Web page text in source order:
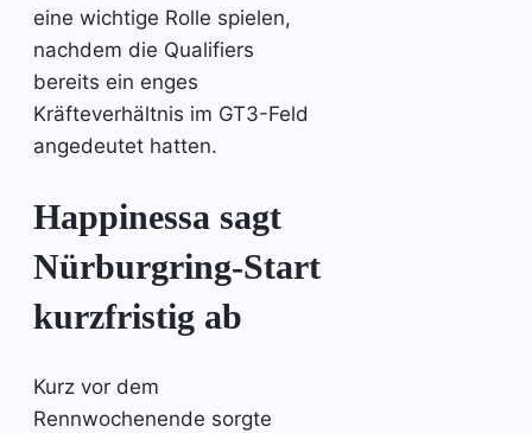
eine wichtige Rolle spielen,
nachdem die Qualifiers
bereits ein enges
Kräfteverhältnis im GT3-Feld
angedeutet hatten.
Happinessa sagt
Nürburgring-Start
kurzfristig ab
Kurz vor dem
Rennwochenende sorgte